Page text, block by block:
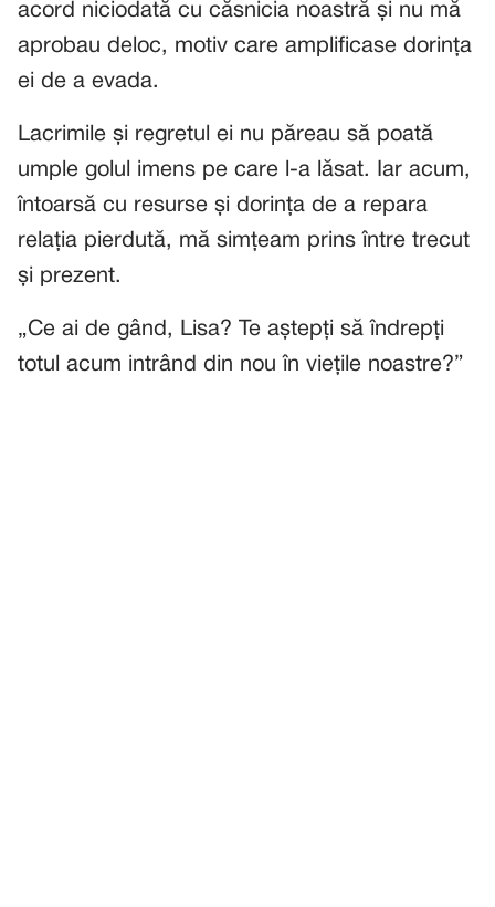
acord niciodată cu căsnicia noastră și nu mă
aprobau deloc, motiv care amplificase dorința
ei de a evada.
Lacrimile și regretul ei nu păreau să poată
umple golul imens pe care l-a lăsat. Iar acum,
întoarsă cu resurse și dorința de a repara
relația pierdută, mă simțeam prins între trecut
și prezent.
„Ce ai de gând, Lisa? Te aștepți să îndrepți
totul acum intrând din nou în viețile noastre?”